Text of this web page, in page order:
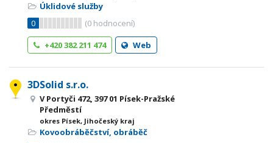
Úklidové služby
0
(0 hodnocení)
+420 382 211 474
Web
3DSolid s.r.o.
V Portyči 472, 397 01 Písek-Pražské
Předměstí
okres Písek, Jihočeský kraj
Kovoobráběčství, obráběč